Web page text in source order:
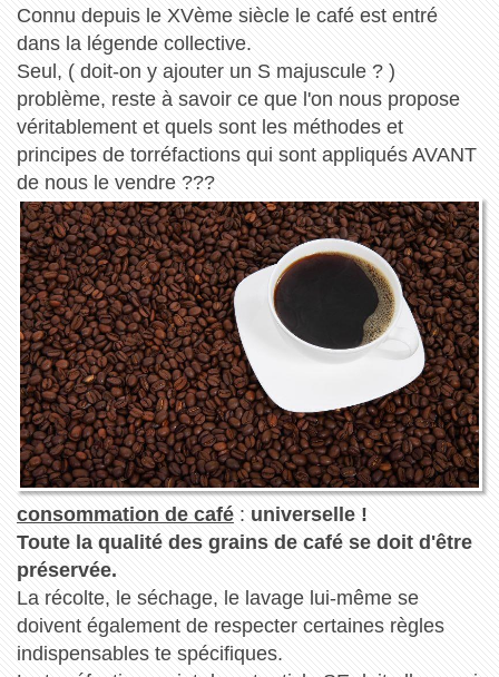
Connu depuis le XVème siècle le café est entré
dans la légende collective.
Seul, ( doit-on y ajouter un S majuscule ? )
problème, reste à savoir ce que l'on nous propose
véritablement et quels sont les méthodes et
principes de torréfactions qui sont appliqués AVANT
de nous le vendre ???
consommation de café: universelle !
Toute la qualité des grains de café se doit d'être
préservée.
La récolte, le séchage, le lavage lui-même se
doivent également de respecter certaines règles
indispensables te spécifiques.